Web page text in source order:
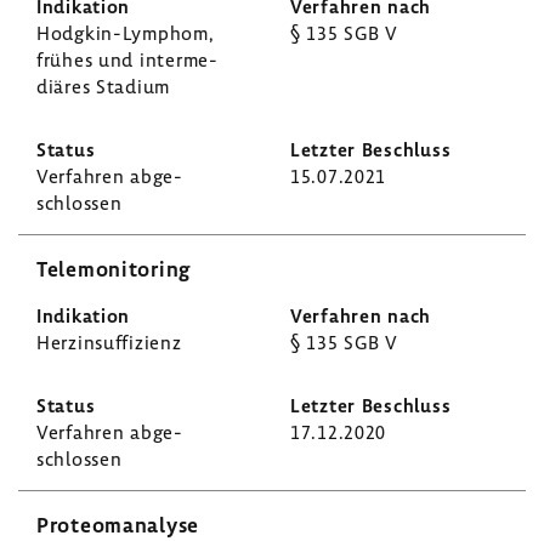
Hodgkin-​Lymphom,
frühes und inter­me­
diäres Stadium
§ 135 SGB V
Verfahren abge­
schlossen
15.07.2021
Tele­mo­ni­to­ring
Herz­in­suf­fi­zienz § 135 SGB V
Verfahren abge­
schlossen
17.12.2020
Proteom­ana­lyse